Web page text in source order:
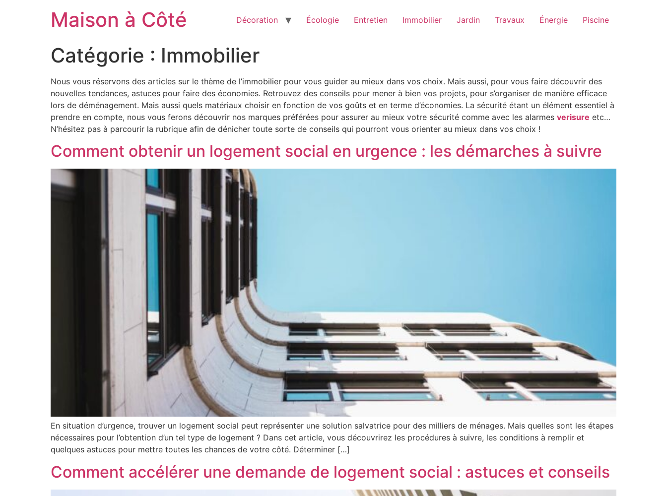
Maison à Côté Décoration Écologie Entretien Immobilier Jardin Travaux Énergie Piscine
Catégorie : Immobilier
Nous vous réservons des articles sur le thème de l’immobilier pour vous guider au mieux dans vos choix. Mais aussi, pour vous faire découvrir des
nouvelles tendances, astuces pour faire des économies. Retrouvez des conseils pour mener à bien vos projets, pour s’organiser de manière efficace
lors de déménagement. Mais aussi quels matériaux choisir en fonction de vos goûts et en terme d’économies. La sécurité étant un élément essentiel à
prendre en compte, nous vous ferons découvrir nos marques préférées pour assurer au mieux votre sécurité comme avec les alarmes verisure etc…
N’hésitez pas à parcourir la rubrique afin de dénicher toute sorte de conseils qui pourront vous orienter au mieux dans vos choix !
Comment obtenir un logement social en urgence : les démarches à suivre
En situation d’urgence, trouver un logement social peut représenter une solution salvatrice pour des milliers de ménages. Mais quelles sont les étapes
nécessaires pour l’obtention d’un tel type de logement ? Dans cet article, vous découvrirez les procédures à suivre, les conditions à remplir et
quelques astuces pour mettre toutes les chances de votre côté. Déterminer […]
Comment accélérer une demande de logement social : astuces et conseils